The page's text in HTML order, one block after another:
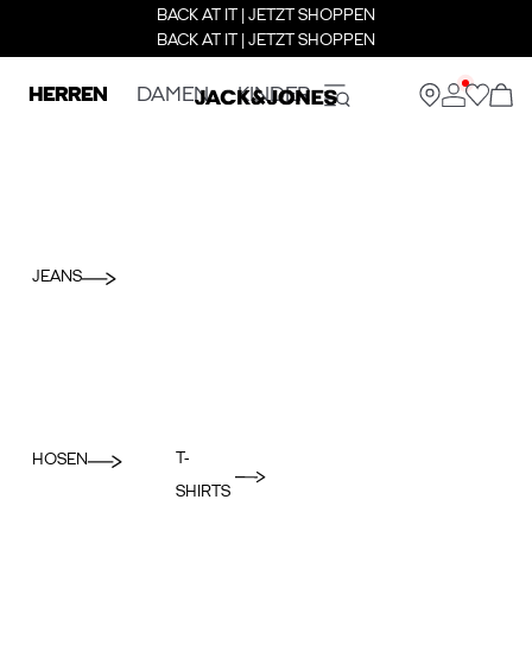
BACK AT IT | JETZT SHOPPEN
BACK AT IT | JETZT SHOPPEN
HERREN DAMEN KINDER
JEANS
HOSEN
T-
SHIRTS